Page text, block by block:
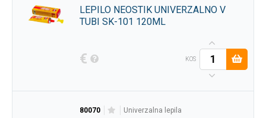
LEPILO NEOSTIK UNIVERZALNO V
TUBI SK-101 120ML
€ KOS
80070 univerzalna lepila